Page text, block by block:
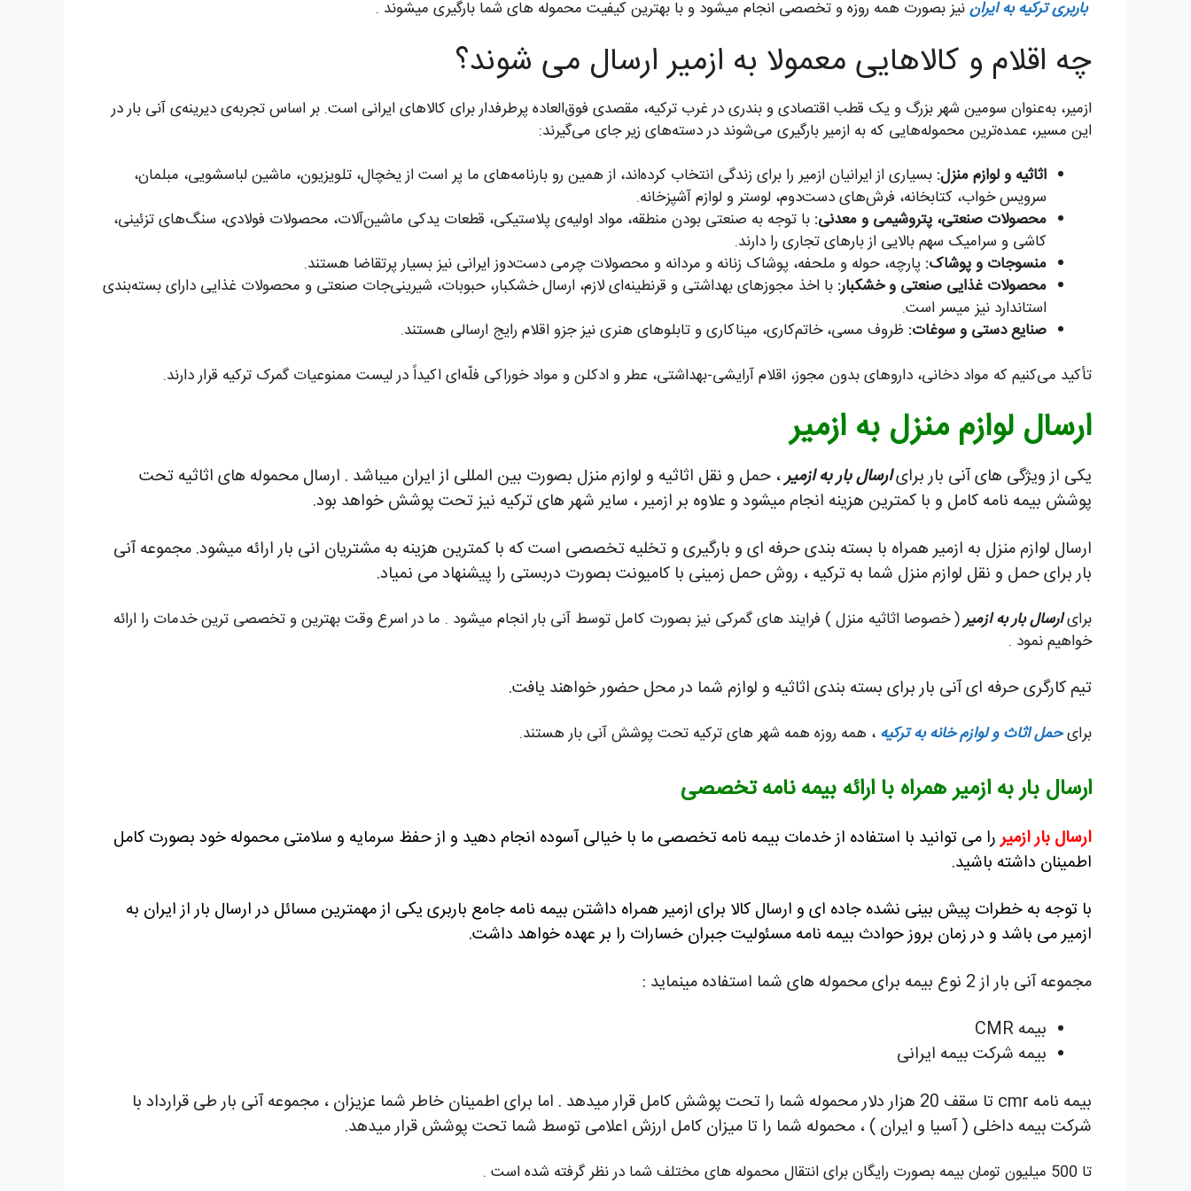
باربری ترکیه به ایراننیز بصورت همه روزه و تخصصی انجام میشود و با بهترین کیفیت محموله های شما بارگیری میشوند .
چه اقلام و کالاهایی معمولا به ازمیر ارسال می شوند؟
ازمیر، به‌عنوان سومین شهر بزرگ و یک قطب اقتصادی و بندری در غرب ترکیه، مقصدی فوق‌العاده پرطرفدار برای کالاهای ایرانی است. بر اساس تجربه‌ی دیرینه‌ی آنی بار در
این مسیر، عمده‌ترین محموله‌هایی که به ازمیر بارگیری می‌شوند در دسته‌های زیر جای می‌گیرند:
اثاثیه و لوازم منزل: بسیاری از ایرانیان ازمیر را برای زندگی انتخاب کرده‌اند، از همین رو بارنامه‌های ما پر است از یخچال، تلویزیون، ماشین لباسشویی، مبلمان،
سرویس خواب، کتابخانه، فرش‌های دست‌دوم، لوستر و لوازم آشپزخانه.
محصولات صنعتی، پتروشیمی و معدنی: با توجه به صنعتی بودن منطقه، مواد اولیه‌ی پلاستیکی، قطعات یدکی ماشین‌آلات، محصولات فولادی، سنگ‌های تزئینی،
کاشی و سرامیک سهم بالایی از بارهای تجاری را دارند.
منسوجات و پوشاک: پارچه، حوله و ملحفه، پوشاک زنانه و مردانه و محصولات چرمی دست‌دوز ایرانی نیز بسیار پرتقاضا هستند.
محصولات غذایی صنعتی و خشکبار: با اخذ مجوزهای بهداشتی و قرنطینه‌ای لازم، ارسال خشکبار، حبوبات، شیرینی‌جات صنعتی و محصولات غذایی دارای بسته‌بندی
استاندارد نیز میسر است.
صنایع دستی و سوغات: ظروف مسی، خاتم‌کاری، میناکاری و تابلوهای هنری نیز جزو اقلام رایج ارسالی هستند.
تأکید می‌کنیم که مواد دخانی، داروهای بدون مجوز، اقلام آرایشی-بهداشتی، عطر و ادکلن و مواد خوراکی فلّه‌ای اکیداً در لیست ممنوعیات گمرک ترکیه قرار دارند.
ارسال لوازم منزل به ازمیر
یکی از ویژگی های آنی بار برایارسال بار به ازمیر، حمل و نقل اثاثیه و لوازم منزل بصورت بین المللی از ایران میباشد . ارسال محموله های اثاثیه تحت
پوشش بیمه نامه کامل و با کمترین هزینه انجام میشود و علاوه بر ازمیر ، سایر شهر های ترکیه نیز تحت پوشش خواهد بود.
ارسال لوازم منزل به ازمیر همراه با بسته بندی حرفه ای و بارگیری و تخلیه تخصصی است که با کمترین هزینه به مشتریان انی بار ارائه میشود. مجموعه آنی
بار برای حمل و نقل لوازم منزل شما به ترکیه ، روش حمل زمینی با کامیونت بصورت دربستی را پیشنهاد می نمیاد.
برایارسال بار به ازمیر( خصوصا اثاثیه منزل ) فرایند های گمرکی نیز بصورت کامل توسط آنی بار انجام میشود . ما در اسرع وقت بهترین و تخصصی ترین خدمات را ارائه
خواهیم نمود .
تیم کارگری حرفه ای آنی بار برای بسته بندی اثاثیه و لوازم شما در محل حضور خواهند یافت.
برایحمل اثاث و لوازم خانه به ترکیه ، همه روزه همه شهر های ترکیه تحت پوشش آنی بار هستند.
ارسال بار به ازمیر همراه با ارائه بیمه نامه تخصصی
ارسال بار ازمیررا می توانید با استفاده از خدمات بیمه نامه تخصصی ما با خیالی آسوده انجام دهید و از حفظ سرمایه و سلامتی محموله خود بصورت کامل
اطمینان داشته باشید.
با توجه به خطرات پیش بینی نشده جاده ای و ارسال کالا برای ازمیر همراه داشتن بیمه نامه جامع باربری یکی از مهمترین مسائل در ارسال بار از ایران به
ازمیر می باشد و در زمان بروز حوادث بیمه نامه مسئولیت جبران خسارات را بر عهده خواهد داشت.
مجموعه آنی بار از 2 نوع بیمه برای محموله های شما استفاده مینماید :
بیمه CMR
بیمه شرکت بیمه ایرانی
بیمه نامه cmr تا سقف 20 هزار دلار محموله شما را تحت پوشش کامل قرار میدهد . اما برای اطمینان خاطر شما عزیزان ، مجموعه آنی بار طی قرارداد با
شرکت بیمه داخلی ( آسیا و ایران ) ، محموله شما را تا میزان کامل ارزش اعلامی توسط شما تحت پوشش قرار میدهد.
تا 500 میلیون تومان بیمه بصورت رایگان برای انتقال محموله های مختلف شما در نظر گرفته شده است .